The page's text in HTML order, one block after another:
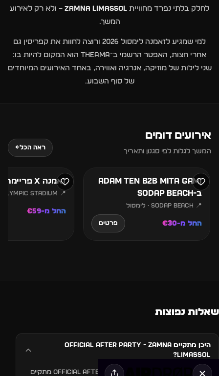
לחלק בלתי נפרד מחוויית Zamna Limassol – ולא רק לאירוע
המשך.
למי שמגיע לזאמנה לימסול 2026 ורוצה לחוות את קפריסין גם
אחרי חצות, האפטר הרשמי ב־THEAMA הוא המקום להיות בו:
שני לילות של מוזיקה, אנרגיה ואווירה, באחד האירועים המיוחדים
של סוף השבוע.
אירועים דומים
המשך לגלות לפי סגנון ותאריך
ראה הכל←
אוגוסט
Adam Ten b2b Mita Gami
ב-SODAP Beach
📍 SODAP Beach · לימסול
החל מ-€30 פרטים
ספטמבר
זאמנה X פריימר אתונה
📍 Olympic Stadium · אתונה
החל מ-€59
שאלות נפוצות
היכן מתקיים OFFICIAL AFTER PARTY - zamna
limassol?
האירוע OFFICIAL AFTER PARTY - zamna limassol מתקיים